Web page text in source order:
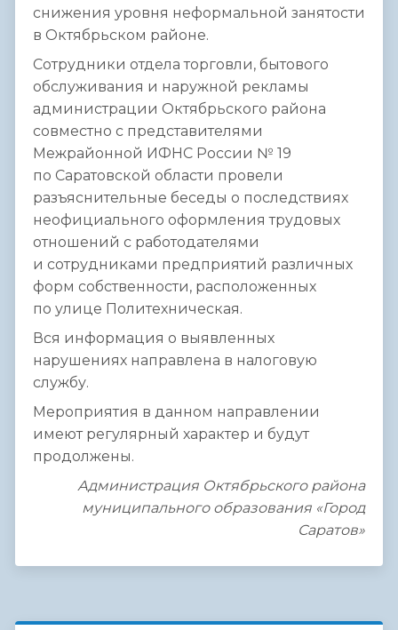
снижения уровня неформальной занятости
в Октябрьском районе.
Сотрудники отдела торговли, бытового
обслуживания и наружной рекламы
администрации Октябрьского района
совместно с представителями
Межрайонной ИФНС России № 19
по Саратовской области провели
разъяснительные беседы о последствиях
неофициального оформления трудовых
отношений с работодателями
и сотрудниками предприятий различных
форм собственности, расположенных
по улице Политехническая.
Вся информация о выявленных
нарушениях направлена в налоговую
службу.
Мероприятия в данном направлении
имеют регулярный характер и будут
продолжены.
Администрация Октябрьского района
муниципального образования «Город
Саратов»